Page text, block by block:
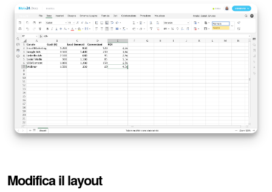
Modifica il layout